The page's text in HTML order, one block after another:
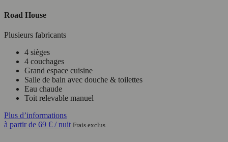
Road House
Plusieurs fabricants
4 sièges
4 couchages
Grand espace cuisine
Salle de bain avec douche & toilettes
Eau chaude
Toit relevable manuel
Plus d’informations
à partir de 69 € / nuit Frais exclus